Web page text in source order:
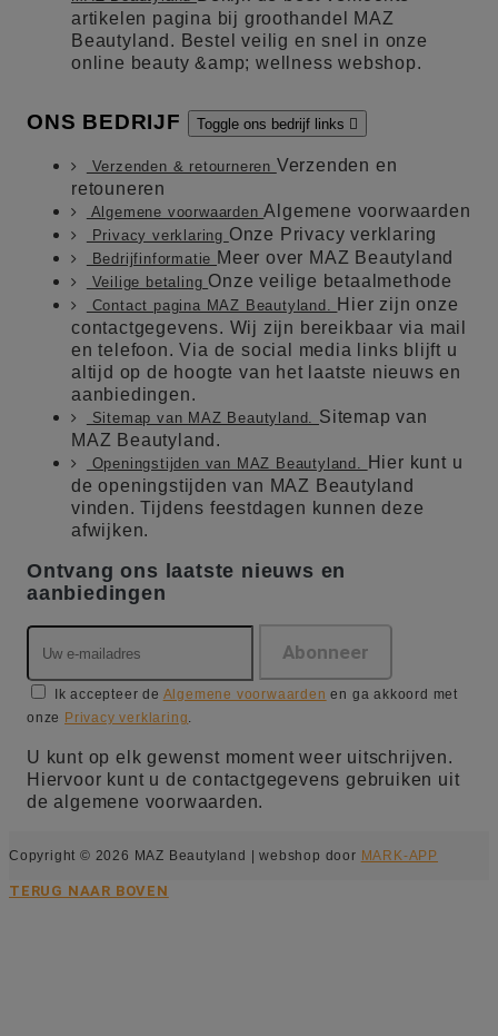
artikelen pagina bij groothandel MAZ
Beautyland. Bestel veilig en snel in onze
online beauty &amp; wellness webshop.
ONS BEDRIJF Toggle ons bedrijf links 
Verzenden & retourneren Verzenden en
retouneren
Algemene voorwaardenAlgemene voorwaarden
Privacy verklaring Onze Privacy verklaring
Bedrijfinformatie Meer over MAZ Beautyland
Veilige betaling Onze veilige betaalmethode
Contact pagina MAZ Beautyland.
Hier zijn onze
contactgegevens. Wij zijn bereikbaar via mail
en telefoon. Via de social media links blijft u
altijd op de hoogte van het laatste nieuws en
aanbiedingen.
Sitemap van MAZ Beautyland. Sitemap van
MAZ Beautyland.
Openingstijden van MAZ Beautyland.
Hier kunt u
de openingstijden van MAZ Beautyland
vinden. Tijdens feestdagen kunnen deze
afwijken.
Ontvang ons laatste nieuws en
aanbiedingen
Ik accepteer de Algemene voorwaarden en ga akkoord met
onze Privacy verklaring.
U kunt op elk gewenst moment weer uitschrijven.
Hiervoor kunt u de contactgegevens gebruiken uit
de algemene voorwaarden.
Copyright © 2026 MAZ Beautyland | webshop door MARK-APP
TERUG NAAR BOVEN